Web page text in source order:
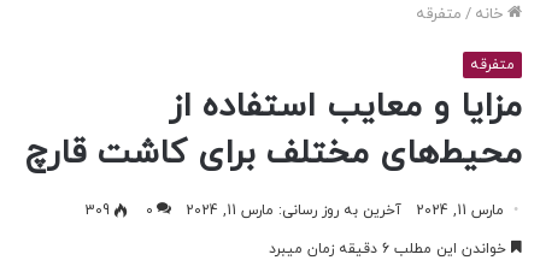
خانه / متفرقه
متفرقه
مزایا و معایب استفاده از
محیط‌های مختلف برای کاشت قارچ
مارس 11, 2024 آخرین به روز رسانی: مارس 11, 2024 0
309
خواندن این مطلب 6 دقیقه زمان میبرد